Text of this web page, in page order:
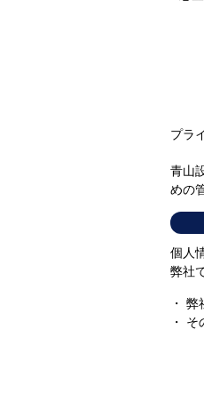
プラ
青山
めの
個人
弊社
・
・